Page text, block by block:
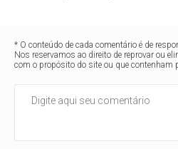
* O conteúdo de cada comentário é de
Nos reservamos ao direito de reprovar ou
com o propósito do site ou que contenham